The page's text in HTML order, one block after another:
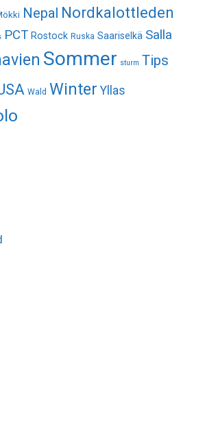
Nepal Nordkalottleden
PCT Rostock Ruska Saariselkä Salla
Sommer sturm Tips
Wald Winter Yllas